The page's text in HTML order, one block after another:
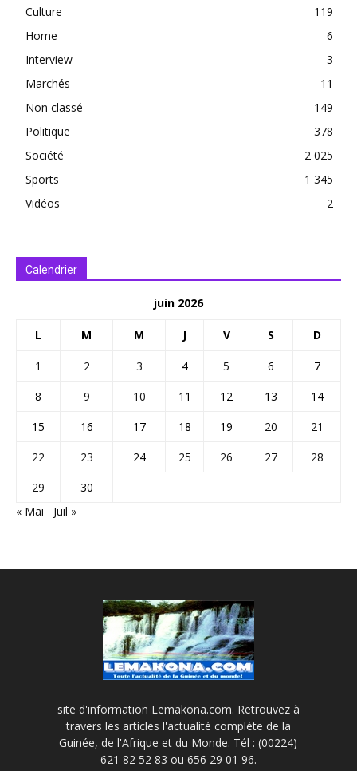
Culture
119
Home
6
Interview
3
Marchés
11
Non classé
149
Politique
378
Société
2 025
Sports
1 345
Vidéos
2
Calendrier
juin 2026
L M M J V S D
1 2 3 4 5 6
7
8
9 10 11 12 13
14
15
16 17 18 19 20
21
22
23 24 25 26 27
28
29
30
« Mai
Juil »
site d'information Lemakona.com. Retrouvez à
travers les articles l'actualité complète de la
Guinée, de l'Afrique et du Monde. Tél : (00224)
621 82 52 83 ou 656 29 01 96.